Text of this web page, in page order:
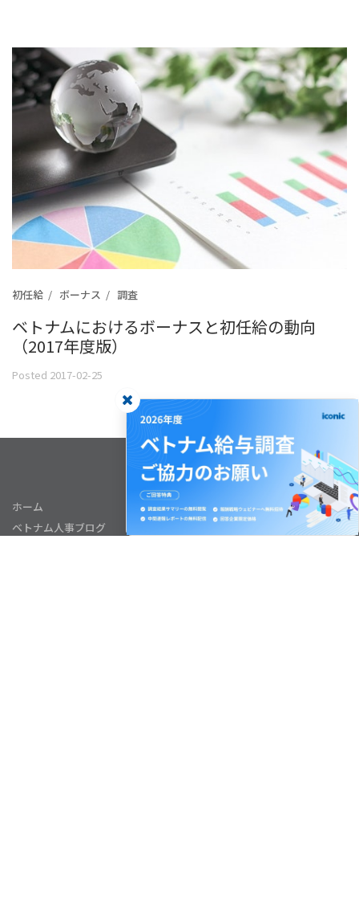
初任給 ボーナス 調査
ベトナムにおけるボーナスと初任給の動向
（2017年度版）
Posted 2017-02-25
ホーム
ベトナム人事ブログ